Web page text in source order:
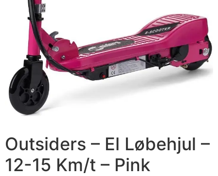
Outsiders – El Løbehjul –
12-15 Km/t – Pink